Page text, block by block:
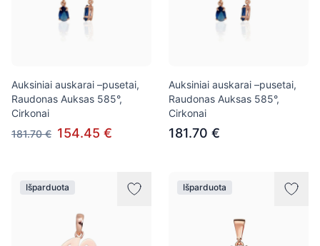
Auksiniai auskarai –pusetai,
Raudonas Auksas 585°,
Cirkonai
181.70 € 154.45 €
Auksiniai auskarai –pusetai,
Raudonas Auksas 585°,
Cirkonai
181.70 €
Išparduota Išparduota